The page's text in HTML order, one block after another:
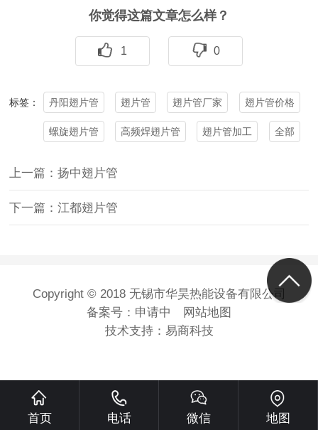
你觉得这篇文章怎么样？
1 0
标签： 丹阳翅片管 翅片管 翅片管厂家 翅片管价格
螺旋翅片管 高频焊翅片管 翅片管加工 全部
上一篇：扬中翅片管
下一篇：江都翅片管
Copyright © 2018 无锡市华昊热能设备有限公司
备案号： 申请中
网站地图
技术支持： 易商科技
首页 电话 微信 地图